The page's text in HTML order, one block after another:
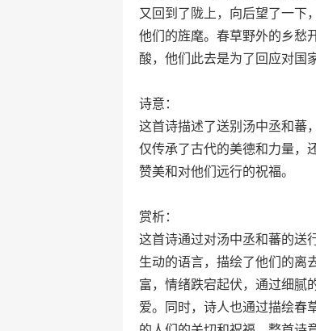
又回到了陇上，向后望了一下
他们的旌麾。春草野外的乡愁
酸，他们此去是为了回应对国
诗意：
这首诗描述了送别汤中丞和蕃
仅传承了古代的美德和力量，
赞美和对他们远行的祝福。
赏析：
这首诗通过对汤中丞和蕃的送
生动的语言，描绘了他们的离
富，情绪跌宕起伏，通过细腻
爱。同时，诗人也通过描绘春